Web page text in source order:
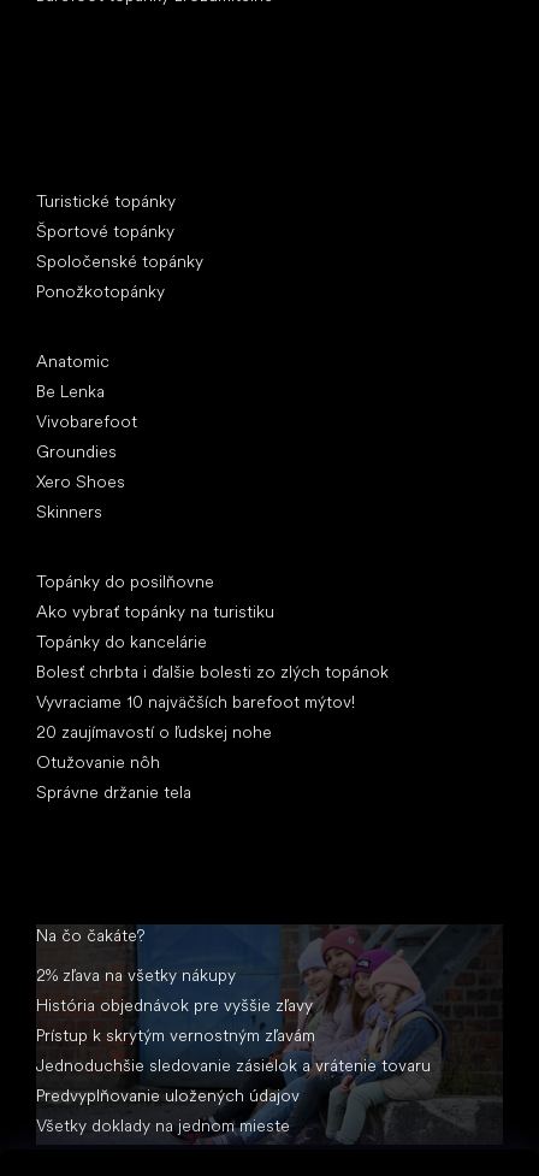
Turistické topánky
Športové topánky
Spoločenské topánky
Ponožkotopánky
Anatomic
Be Lenka
Vivobarefoot
Groundies
Xero Shoes
Skinners
Topánky do posilňovne
Ako vybrať topánky na turistiku
Topánky do kancelárie
Bolesť chrbta i ďalšie bolesti zo zlých topánok
Vyvraciame 10 najväčších barefoot mýtov!
20 zaujímavostí o ľudskej nohe
Otužovanie nôh
Správne držanie tela
Na čo čakáte?
2% zľava na všetky nákupy
História objednávok pre vyššie zľavy
Prístup k skrytým vernostným zľavám
Jednoduchšie sledovanie zásielok a vrátenie tovaru
Predvyplňovanie uložených údajov
Všetky doklady na jednom mieste